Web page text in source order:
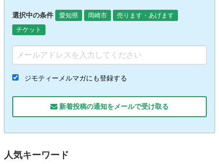
選択中の条件 愛知県 岡崎市
売ります・あげます
チケット
ジモティーメルマガにも登録する
新着投稿の通知をメールで受け取る
人気キーワード